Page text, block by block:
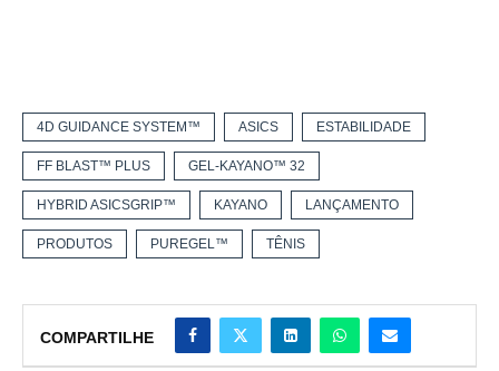
4D GUIDANCE SYSTEM™ ASICS ESTABILIDADE
FF BLAST™ PLUS GEL-KAYANO™ 32
HYBRID ASICSGRIP™ KAYANO LANÇAMENTO
PRODUTOS PUREGEL™ TÊNIS
COMPARTILHE